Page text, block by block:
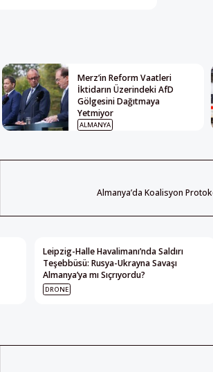
Merz’in Reform Vaatleri
İktidarın Üzerindeki AfD
Gölgesini Dağıtmaya
Yetmiyor
ALMANYA
Almanya’da Koalisyon
Leipzig-Halle Havalimanı’nda Saldırı
Teşebbüsü: Rusya-Ukrayna Savaşı
Almanya’ya mı Sıçrıyordu?
DRONE